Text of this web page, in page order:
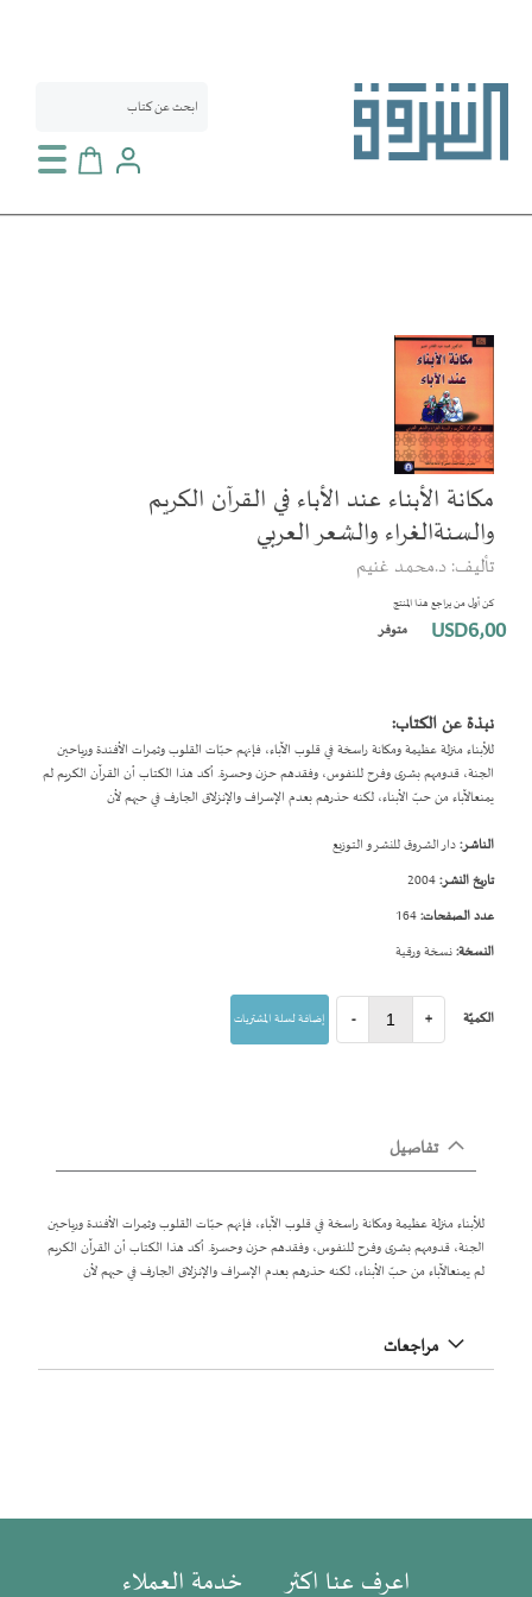
سلة التسوق
مكانة الأبناء عند الأباء في القرآن الكريم
والسنةالغراء والشعر العربي
تأليف: د.محمد غنيم
كن أول من يراجع هذا المنتج
USD6٫00 متوفر
نبذة عن الكتاب:
للأبناء منزلة عظيمة ومكانة راسخة في قلوب الآباء، فإنهم حبّات القلوب وثمرات الأفندة ورياحين
الجنة، قدومهم بشرى وفرح للنفوس، وفقدهم حزن وحسرة. أكد هذا الكتاب أن القرآن الكريم لم
يمنعالآباء من حبّ الأبناء، لكنه حذرهم بعدم الإسراف والإنزلاق الجارف في حبهم لأن
الناشر:دار الشروق للنشر و التوزيع
تاريخ النشر:
عدد الصفحات:
النسخة:نسخة ورقية
الكميّة - + إضافة لسلة المشتريات
انتقل
معرض
الصور
تخطي
بداية
معرض
تفاصيل
للأبناء منزلة عظيمة ومكانة راسخة في قلوب الآباء، فإنهم حبّات القلوب وثمرات الأفندة ورياحين
الجنة، قدومهم بشرى وفرح للنفوس، وفقدهم حزن وحسرة. أكد هذا الكتاب أن القرآن الكريم
لم يمنعالآباء من حبّ الأبناء، لكنه حذرهم بعدم الإسراف والإنزلاق الجارف في حبهم لأن
مراجعات
اعرف عنا اكثر خدمة العملاء